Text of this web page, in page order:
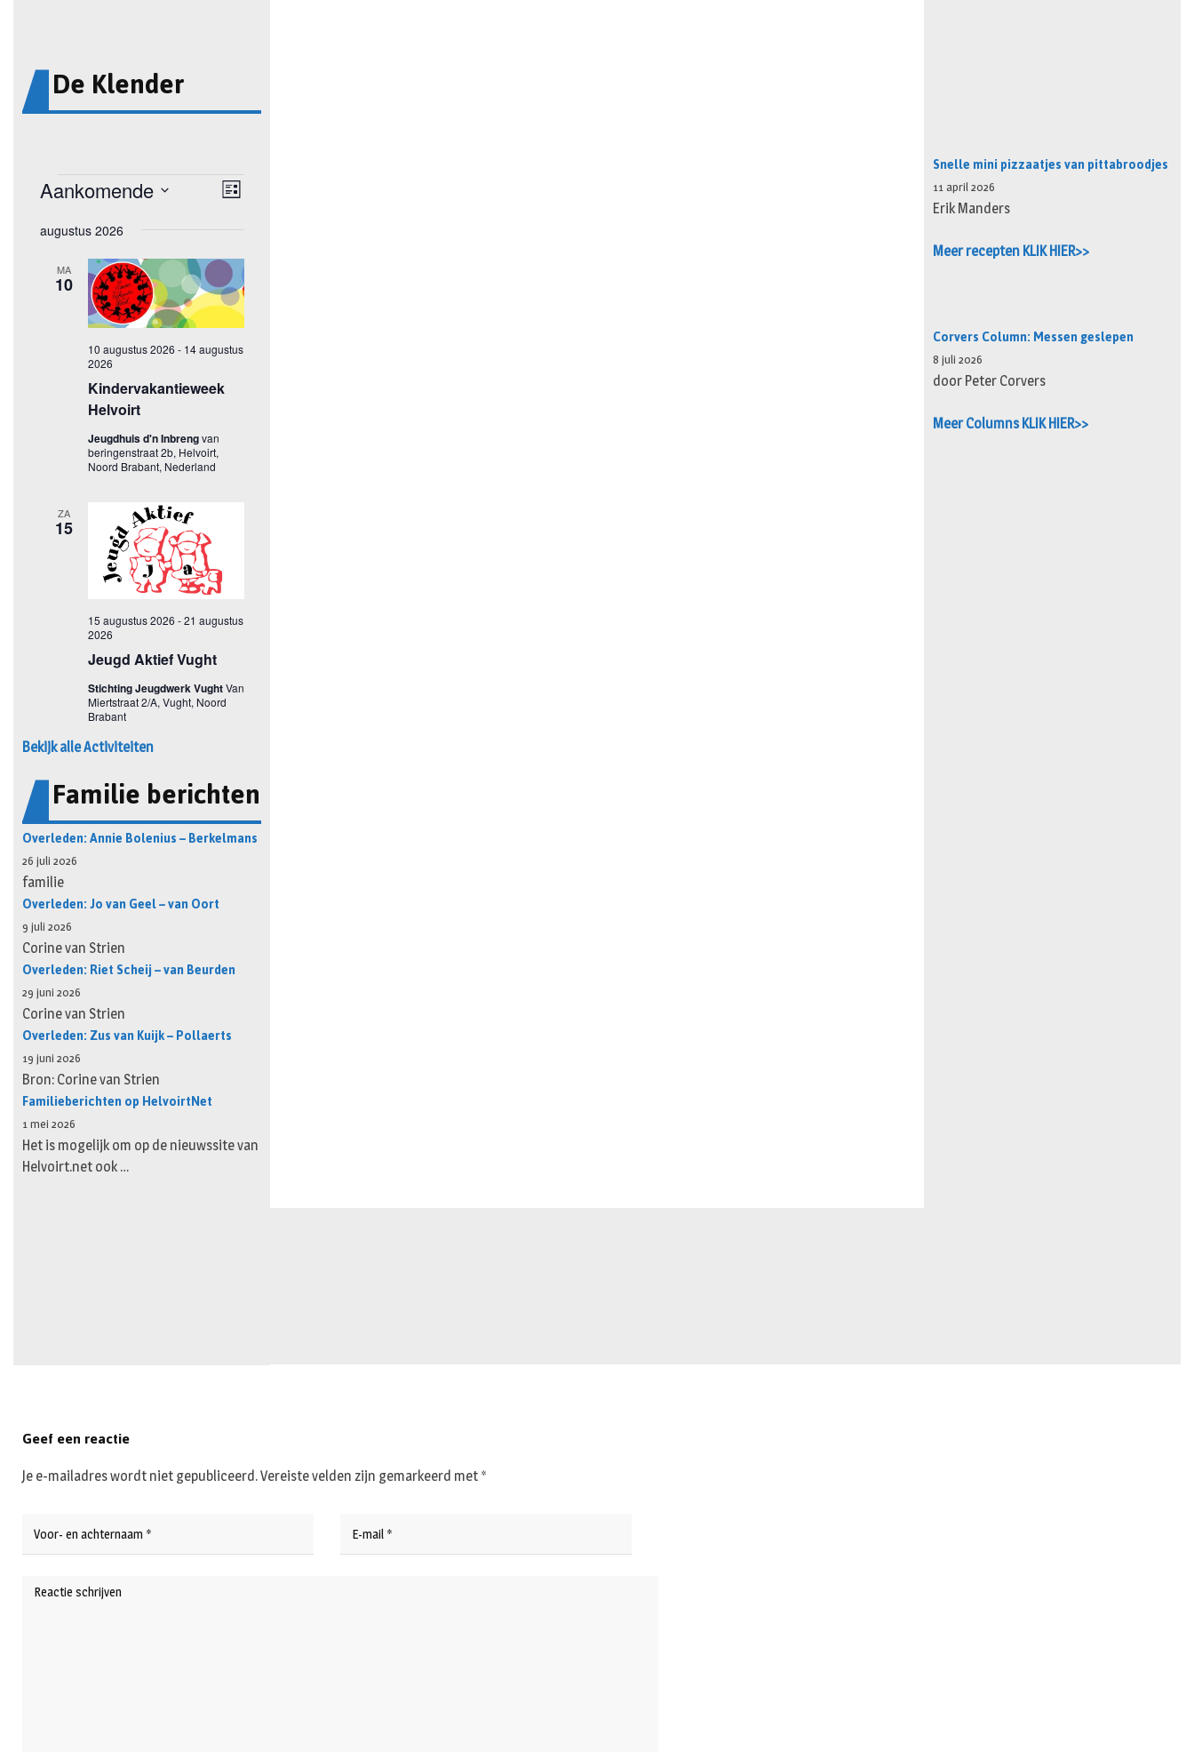
De Klender
Bekijk alle Activiteiten
Familie berichten
Overleden: Annie Bolenius – Berkelmans
26 juli 2026
familie
Overleden: Jo van Geel – van Oort
9 juli 2026
Corine van Strien
Overleden: Riet Scheij – van Beurden
29 juni 2026
Corine van Strien
Overleden: Zus van Kuijk – Pollaerts
19 juni 2026
Bron: Corine van Strien
Familieberichten op HelvoirtNet
1 mei 2026
Het is mogelijk om op de nieuwssite van
Helvoirt.net ook …
Snelle mini pizzaatjes van pittabroodjes
11 april 2026
Erik Manders
Meer recepten KLIK HIER>>
Corvers Column: Messen geslepen
8 juli 2026
door Peter Corvers
Meer Columns KLIK HIER>>
Geef een reactie
Je e-mailadres wordt niet gepubliceerd.Vereiste velden zijn gemarkeerd met *